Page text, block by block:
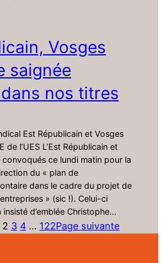
Vosges
saignée
nos titres
Est Républicain et Vosges
de l’UES L’Est Républicain et
ce lundi matin pour la
du « plan de
dans le cadre du projet de
» (sic !). Celui-ci
insisté d’emblée Christophe…
2 3 4 … 122Page suivante